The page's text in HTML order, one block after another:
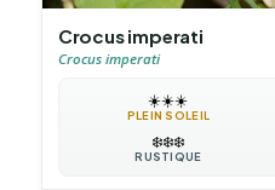
Crocus imperati
Crocus imperati
☀️☀️☀️
PLEIN SOLEIL
❄️❄️❄️
RUSTIQUE